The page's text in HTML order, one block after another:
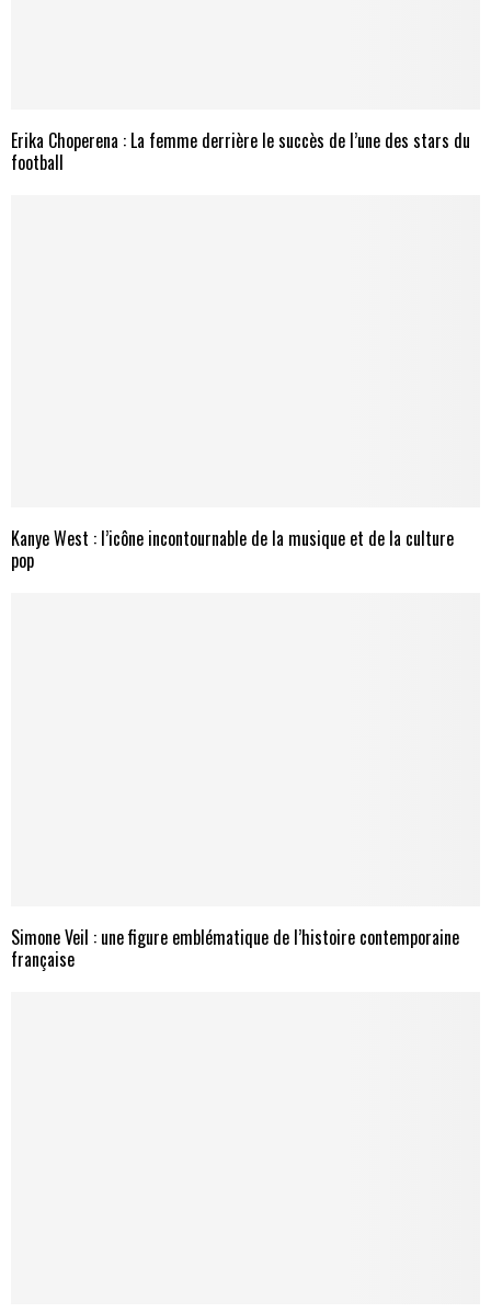
Erika Choperena : La femme derrière le succès de l’une des stars du
football
Kanye West : l’icône incontournable de la musique et de la culture
pop
Simone Veil : une figure emblématique de l’histoire contemporaine
française